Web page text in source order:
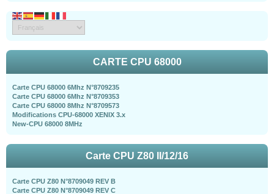
CARTE CPU 68000
Carte CPU 68000 6Mhz N°8709235
Carte CPU 68000 6Mhz N°8709353
Carte CPU 68000 8Mhz N°8709573
Modifications CPU-68000 XENIX 3.x
New-CPU 68000 8MHz
Carte CPU Z80 II/12/16
Carte CPU Z80 N°8709049 REV B
Carte CPU Z80 N°8709049 REV C